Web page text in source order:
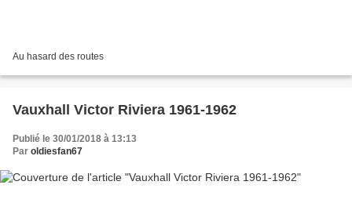
Au hasard des routes
Vauxhall Victor Riviera 1961-1962
Publié le 30/01/2018 à 13:13
Par oldiesfan67